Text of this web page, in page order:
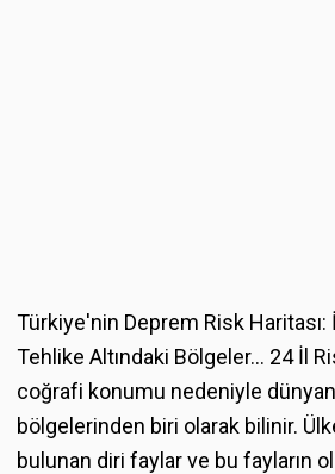
Türkiye'nin Deprem Risk Haritası:
Tehlike Altındaki Bölgeler... 24 İl
coğrafi konumu nedeniyle
bölgelerinden biri olarak bilinir.
bulunan diri faylar ve bu fayların